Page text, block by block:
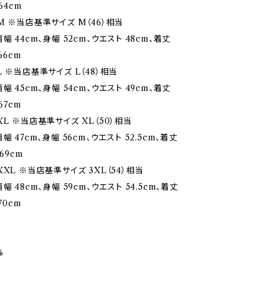
※当店基準サイズ M（46）相当
幅 44cm、身幅 52cm、ウエスト 48cm、着丈
※当店基準サイズ L（48）相当
幅 45cm、身幅 54cm、ウエスト 49cm、着丈
※当店基準サイズ XL（50）相当
幅 47cm、身幅 56cm、ウエスト 52.5cm、着丈
※当店基準サイズ 3XL（54）相当
幅 48cm、身幅 59cm、ウエスト 54.5cm、着丈